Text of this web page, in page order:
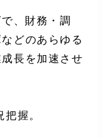
、財務・調
どのあらゆる
長を加速させ
握。